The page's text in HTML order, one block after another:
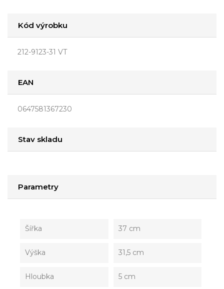
Kód výrobku
212-9123-31 VT
EAN
0647581367230
Stav skladu
Parametry
Šířka 37 cm
Výška 31,5 cm
Hloubka 5 cm